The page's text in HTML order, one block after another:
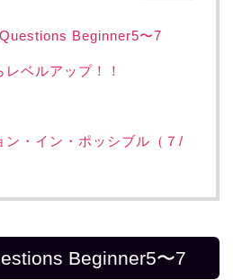
Beginner5〜7
ベルアップ！！
ン・イン・ポッシブル（７/
Beginner5〜7